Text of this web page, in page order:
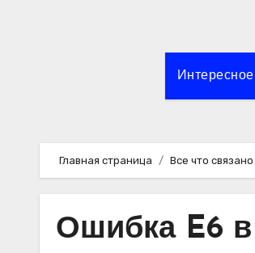
Интересное
Главная страница Все что
Ошибка E6